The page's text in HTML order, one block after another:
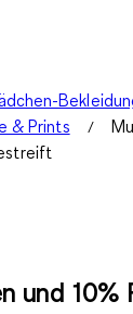
& Prints
und 10%